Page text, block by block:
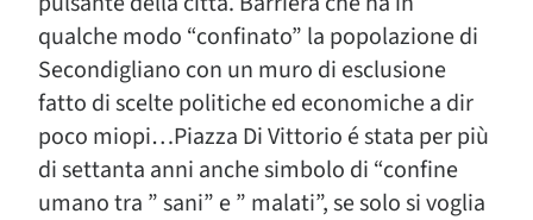
qualche modo “confinato” la popolazione di
Secondigliano con un muro di esclusione
fatto di scelte politiche ed economiche a dir
poco miopi…Piazza Di Vittorio é stata per più
di settanta anni anche simbolo di “confine
umano tra ” sani” e ” malati”, se solo si voglia